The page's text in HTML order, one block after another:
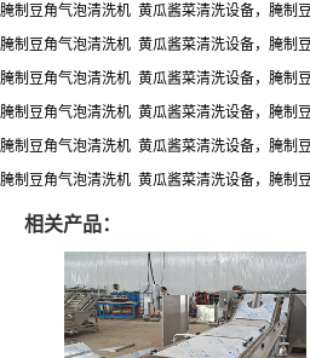
腌制豆角气泡清洗机 黄瓜酱菜清洗设备，腌制
腌制豆角气泡清洗机 黄瓜酱菜清洗设备，腌制
腌制豆角气泡清洗机 黄瓜酱菜清洗设备，腌制
腌制豆角气泡清洗机 黄瓜酱菜清洗设备，腌制
腌制豆角气泡清洗机 黄瓜酱菜清洗设备，腌制
腌制豆角气泡清洗机 黄瓜酱菜清洗设备，腌制
相关产品：